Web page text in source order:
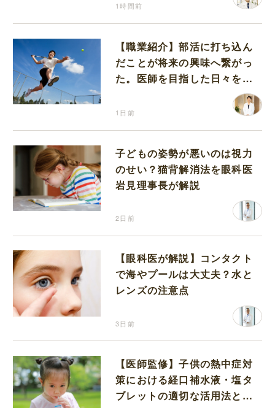
1時間前
【職業紹介】部活に打ち込ん
だことが将来の興味へ繋がっ
た。医師を目指した日々を振
1日前
子どもの姿勢が悪いのは視力
のせい？猫背解消法を眼科医
岩見理事長が解説
2日前
【眼科医が解説】コンタクト
で海やプールは大丈夫？水と
レンズの注意点
3日前
【医師監修】子供の熱中症対
策における経口補水液・塩タ
ブレットの適切な活用法と水